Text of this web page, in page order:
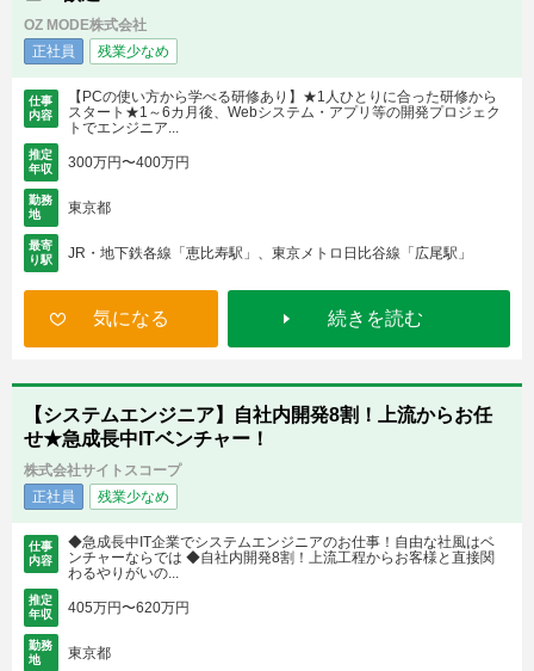
OZ MODE株式会社
正社員
残業少なめ
仕事
内容
【PCの使い方から学べる研修あり】★1人ひとりに合った研修から
スタート★1～6カ月後、Webシステム・アプリ等の開発プロジェク
トでエンジニア...
推定
年収
300万円〜400万円
勤務
地
東京都
最寄
り駅
JR・地下鉄各線「恵比寿駅」、東京メトロ日比谷線「広尾駅」
気になる 続きを読む
【システムエンジニア】自社内開発8割！上流からお任
せ★急成長中ITベンチャー！
株式会社サイトスコープ
正社員
残業少なめ
仕事
内容
◆急成長中IT企業でシステムエンジニアのお仕事！自由な社風はベ
ンチャーならでは ◆自社内開発8割！上流工程からお客様と直接関
わるやりがいの...
推定
年収
405万円〜620万円
勤務
地
東京都